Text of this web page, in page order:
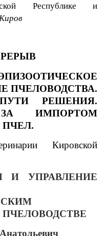
Республике и
ПЧЕЛОВОДСТВА.
РЕШЕНИЯ.
ИМПОРТОМ
Кировской
И УПРАВЛЕНИЕ